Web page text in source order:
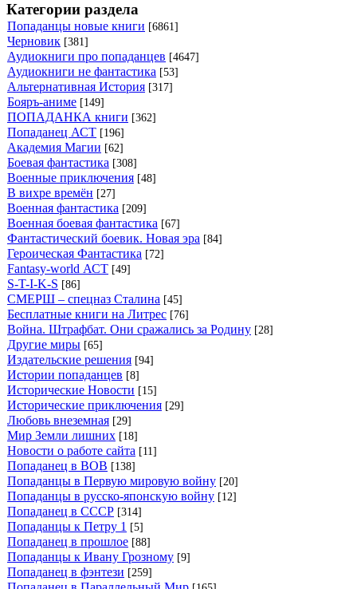
Категории раздела
Попаданцы новые книги [6861]
Черновик [381]
Аудиокниги про попаданцев [4647]
Аудиокниги не фантастика [53]
Альтернативная История [317]
Бояръ-аниме [149]
ПОПАДАНКА книги [362]
Попаданец АСТ [196]
Академия Магии [62]
Боевая фантастика [308]
Военные приключения [48]
В вихре времён [27]
Военная фантастика [209]
Военная боевая фантастика [67]
Фантастический боевик. Новая эра [84]
Героическая Фантастика [72]
Fantasy-world АСТ [49]
S-T-I-K-S [86]
СМЕРШ – спецназ Сталина [45]
Бесплатные книги на Литрес [76]
Война. Штрафбат. Они сражались за Родину [28]
Другие миры [65]
Издательские решения [94]
Истории попаданцев [8]
Исторические Новости [15]
Исторические приключения [29]
Любовь внеземная [29]
Мир Земли лишних [18]
Новости о работе сайта [11]
Попаданец в ВОВ [138]
Попаданцы в Первую мировую войну [20]
Попаданцы в русско-японскую войну [12]
Попаданец в СССР [314]
Попаданцы к Петру 1 [5]
Попаданец в прошлое [88]
Попаданцы к Ивану Грозному [9]
Попаданец в фэнтези [259]